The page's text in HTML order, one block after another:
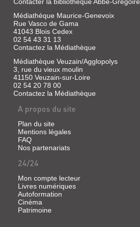
LA
COMMUNE
DE
TRAMWAY
DE
BLOIS
À
HERBAULT.
LA
Médiathèque Maurice-Genevoix
Rue Vasco de Gama
41043 Blois Cedex
02 54 43 31 13
Contactez la Médiathèque
Médiathèque Veuzain/Agglopolys
3, rue du vieux moulin
41150 Veuzain-sur-Loire
02 54 20 78 00
Contactez la Médiathèque
A propos du site
Plan du site
Mentions légales
FAQ
Nos partenariats
24/24
Mon compte lecteur
Livres numériques
Autoformation
Cinéma
Patrimoine